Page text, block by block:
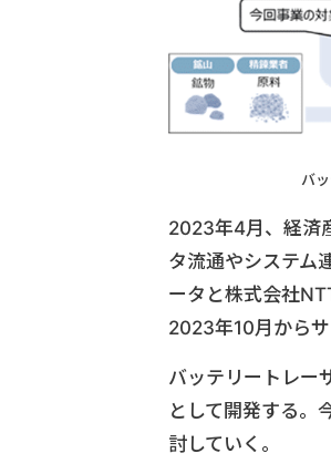
バ
2023年4月、経済
タ流通やシステム
ータと株式会社
2023年10月から
バッテリートレー
として開発する。
討していく。